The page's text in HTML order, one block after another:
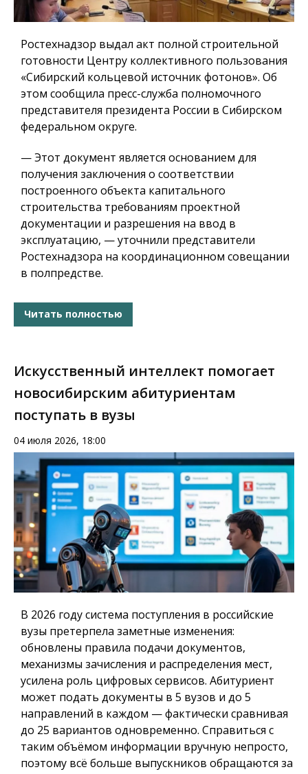
Ростехнадзор выдал акт полной строительной
готовности Центру коллективного пользования
«Сибирский кольцевой источник фотонов». Об
этом сообщила пресс-служба полномочного
представителя президента России в Сибирском
федеральном округе.
— Этот документ является основанием для
получения заключения о соответствии
построенного объекта капитального
строительства требованиям проектной
документации и разрешения на ввод в
эксплуатацию, — уточнили представители
Ростехнадзора на координационном совещании
в полпредстве.
Читать полностью
Искусственный интеллект помогает
новосибирским абитуриентам
поступать в вузы
04 июля 2026, 18:00
В 2026 году система поступления в российские
вузы претерпела заметные изменения:
обновлены правила подачи документов,
механизмы зачисления и распределения мест,
усилена роль цифровых сервисов. Абитуриент
может подать документы в 5 вузов и до 5
направлений в каждом — фактически сравнивая
до 25 вариантов одновременно. Справиться с
таким объёмом информации вручную непросто,
поэтому всё больше выпускников обращаются за